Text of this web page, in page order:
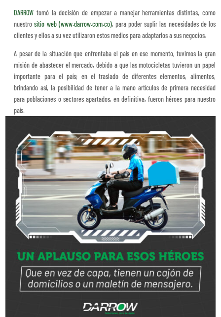
DARROW tomó la decisión de empezar a manejar herramientas distintas, como
nuestrositio web (www.darrow.com.co), para poder suplir las necesidades de los
clientes y ellos a su vez utilizaron estos medios para adaptarlos a sus negocios.
A pesar de la situación que enfrentaba el país en ese momento, tuvimos la gran
misión de abastecer el mercado, debido a que las motocicletas tuvieron un papel
importante para el país; en el traslado de diferentes elementos, alimentos,
brindando así, la posibilidad de tener a la mano artículos de primera necesidad
para poblaciones o sectores apartados, en definitiva, fueron héroes para nuestro
país.